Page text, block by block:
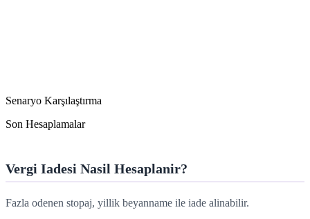
Senaryo Karşılaştırma
Son Hesaplamalar
Vergi Iadesi Nasil Hesaplanir?
Fazla odenen stopaj, yillik beyanname ile iade alinabilir.